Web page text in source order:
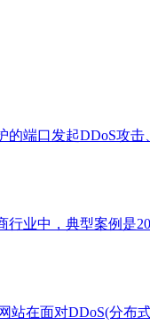
端口发起DDoS攻
业中，典型案例是
在面对DDoS(分布